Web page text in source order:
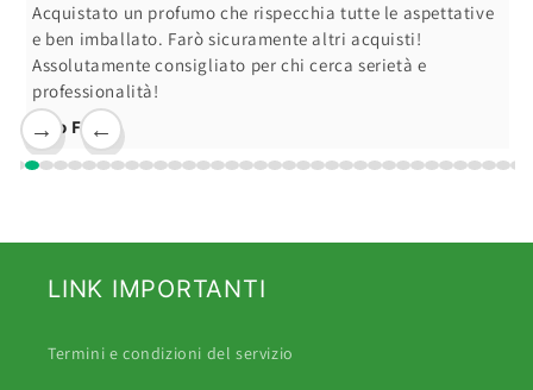
←
→
Acquistato un profumo che rispecchia tutte le aspettative
e ben imballato. Farò sicuramente altri acquisti!
Assolutamente consigliato per chi cerca serietà e
professionalità!
Ciro F.
LINK IMPORTANTI
Termini e condizioni del servizio